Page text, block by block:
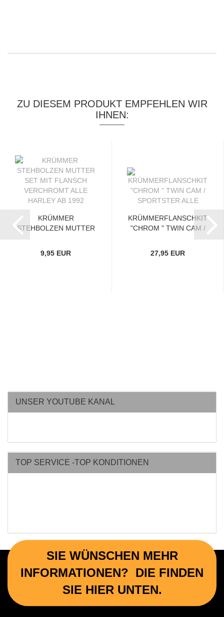
ZU DIESEM PRODUKT EMPFEHLEN WIR
IHNEN:
KRÜMMER
STEHBOLZEN MUTTER
9,95 EUR
KRÜMMERFLANSCHKIT
"CHROM " TWIN CAM /
27,95 EUR
UNSER YOUTUBE KANAL
TOP SERVICE -TOP KONDITIONEN
SIE WÜNSCHEN MEHR
INFORMATIONEN? DIE FINDEN
SIE HIER UNTEN.